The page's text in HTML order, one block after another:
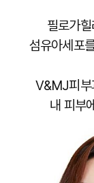
상
맞
싶
생
스
케
참
필로가
섬유아세포
V&MJ피부
내 피부